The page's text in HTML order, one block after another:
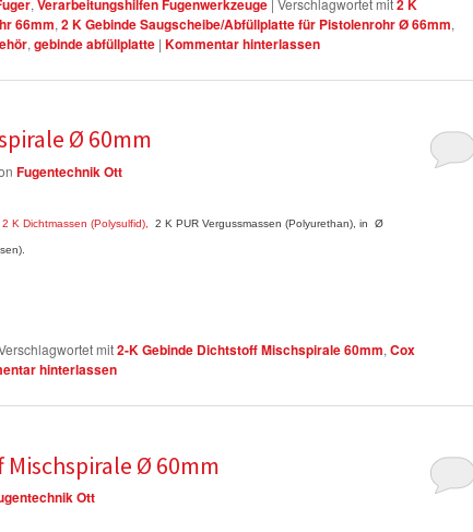
Verarbeitungshilfen Fugenwerkzeuge
2 K
66mm, 2 K Gebinde Saugscheibe/Abfüllplatte für Pistolenrohr Ø 66mm,
, gebinde abfüllplatte | Kommentar hinterlassen
Ø 60mm
Fugentechnik Ott
2 K Dichtmassen (Polysulfid), 2 K PUR Vergussmassen (Polyurethan), in Ø
mit2-K Gebinde Dichtstoff Mischspirale 60mm, Cox
hinterlassen
Mischspirale Ø 60mm
Ott